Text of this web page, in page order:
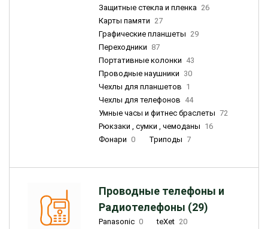
Защитные стекла и пленка 26
Карты памяти 27
Графические планшеты 29
Переходники 87
Портативные колонки 43
Проводные наушники 30
Чехлы для планшетов 1
Чехлы для телефонов 44
Умные часы и фитнес браслеты 72
Рюкзаки , сумки , чемоданы 16
Фонари 0 Триподы 7
Проводные телефоны и
Радиотелефоны (29)
Panasonic 0 teXet 20